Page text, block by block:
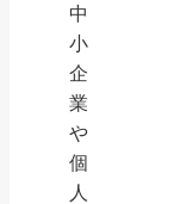
中
小
企
業
や
個
人